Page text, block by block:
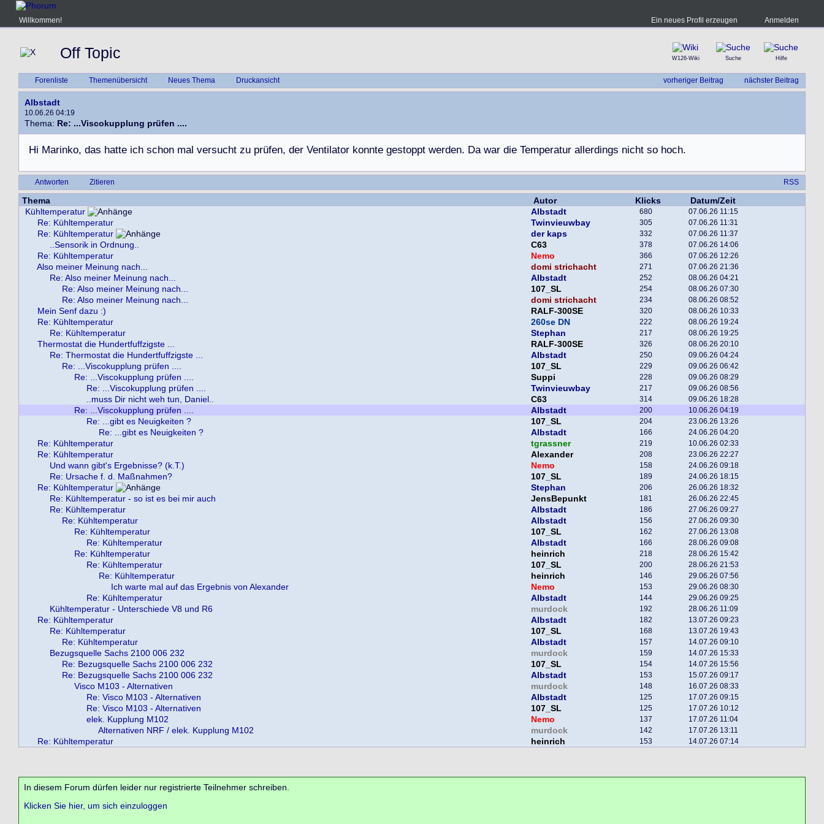
Willkommen! Ein neues Profil erzeugen Anmelden
Off Topic W126-Wiki Suche Hilfe
vorheriger Beitrag nächster Beitrag
Forenliste Themenübersicht Neues Thema Druckansicht
Albstadt
10.06.26 04:19
Thema: Re: ...Viscokupplung prüfen ....
Hi Marinko, das hatte ich schon mal versucht zu prüfen, der Ventilator konnte gestoppt werden. Da war die Temperatur allerdings nicht so hoch.
Antworten Zitieren RSS
Thema Autor Klicks
Datum/Zeit
Kühltemperatur
Albstadt 680 07.06.26 11:15
Re: Kühltemperatur Twinvieuwbay 305 07.06.26 11:31
Re: Kühltemperatur der kaps 332 07.06.26 11:37
..Sensorik in Ordnung.. C63 378 07.06.26 14:06
Re: Kühltemperatur Nemo 366 07.06.26 12:26
Also meiner Meinung nach... domi strichacht 271 07.06.26 21:36
Re: Also meiner Meinung nach... Albstadt 252 08.06.26 04:21
Re: Also meiner Meinung nach... 107_SL 254 08.06.26 07:30
Re: Also meiner Meinung nach... domi strichacht 234 08.06.26 08:52
Mein Senf dazu :) RALF-300SE 320 08.06.26 10:33
Re: Kühltemperatur 260se DN 222 08.06.26 19:24
Re: Kühltemperatur Stephan 217 08.06.26 19:25
Thermostat die Hundertfuffzigste ... RALF-300SE 326 08.06.26 20:10
Re: Thermostat die Hundertfuffzigste ... Albstadt 250 09.06.26 04:24
Re: ...Viscokupplung prüfen .... 107_SL 229 09.06.26 06:42
Re: ...Viscokupplung prüfen .... Suppi 228 09.06.26 08:29
Re: ...Viscokupplung prüfen .... Twinvieuwbay 217 09.06.26 08:56
..muss Dir nicht weh tun, Daniel.. C63 314 09.06.26 18:28
Re: ...Viscokupplung prüfen .... Albstadt 200 10.06.26 04:19
Re: ...gibt es Neuigkeiten ? 107_SL 204 23.06.26 13:26
Re: ...gibt es Neuigkeiten ? Albstadt 166 24.06.26 04:20
Re: Kühltemperatur tgrassner 219 10.06.26 02:33
Re: Kühltemperatur Alexander 208 23.06.26 22:27
Und wann gibt's Ergebnisse? (k.T.) Nemo 158 24.06.26 09:18
Re: Ursache f. d. Maßnahmen? 107_SL 189 24.06.26 18:15
Re: Kühltemperatur Stephan 206 26.06.26 18:32
Re: Kühltemperatur - so ist es bei mir auch JensBepunkt 181 26.06.26 22:45
Re: Kühltemperatur Albstadt 186 27.06.26 09:27
Re: Kühltemperatur Albstadt 156 27.06.26 09:30
Re: Kühltemperatur 107_SL 162 27.06.26 13:08
Re: Kühltemperatur Albstadt 166 28.06.26 09:08
Re: Kühltemperatur heinrich 218 28.06.26 15:42
Re: Kühltemperatur 107_SL 200 28.06.26 21:53
Re: Kühltemperatur heinrich 146 29.06.26 07:56
Ich warte mal auf das Ergebnis von Alexander Nemo 153 29.06.26 08:30
Re: Kühltemperatur Albstadt 144 29.06.26 09:25
Kühltemperatur - Unterschiede V8 und R6 murdock 192 28.06.26 11:09
Re: Kühltemperatur Albstadt 182 13.07.26 09:23
Re: Kühltemperatur 107_SL 168 13.07.26 19:43
Re: Kühltemperatur Albstadt 157 14.07.26 09:10
Bezugsquelle Sachs 2100 006 232 murdock 159 14.07.26 15:33
Re: Bezugsquelle Sachs 2100 006 232 107_SL 154 14.07.26 15:56
Re: Bezugsquelle Sachs 2100 006 232 Albstadt 153 15.07.26 09:17
Visco M103 - Alternativen murdock 148 16.07.26 08:33
Re: Visco M103 - Alternativen Albstadt 125 17.07.26 09:15
Re: Visco M103 - Alternativen 107_SL 125 17.07.26 10:12
elek. Kupplung M102 Nemo 137 17.07.26 11:04
Alternativen NRF / elek. Kupplung M102 murdock 142 17.07.26 13:11
Re: Kühltemperatur heinrich 153 14.07.26 07:14
In diesem Forum dürfen leider nur registrierte Teilnehmer schreiben.
Klicken Sie hier, um sich einzuloggen